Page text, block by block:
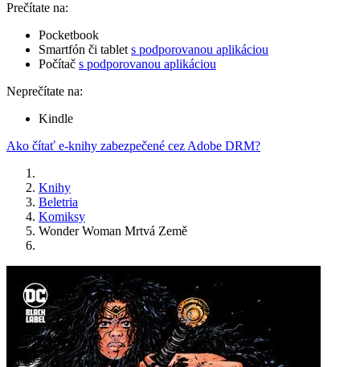
Prečítate na:
Pocketbook
Smartfón či tablet s podporovanou aplikáciou
Počítač s podporovanou aplikáciou
Neprečítate na:
Kindle
Ako čítať e-knihy zabezpečené cez Adobe DRM?
Knihy
Beletria
Komiksy
Wonder Woman Mrtvá Země